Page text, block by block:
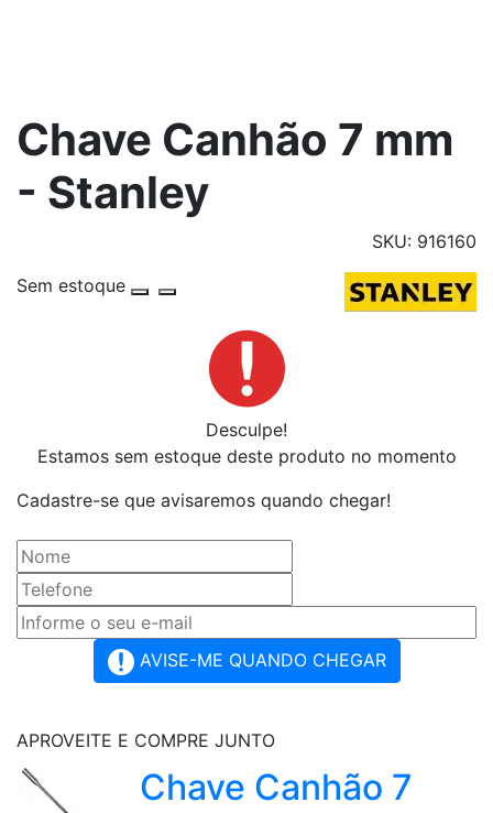
Chave Canhão 7 mm
- Stanley
SKU: 916160
Sem estoque
Desculpe!
Estamos sem estoque deste produto no momento
Cadastre-se que avisaremos quando chegar!
AVISE-ME QUANDO CHEGAR
APROVEITE E COMPRE JUNTO
Chave Canhão 7